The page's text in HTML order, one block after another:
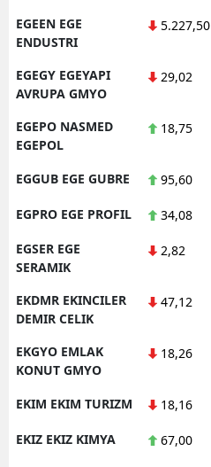
EGEEN EGE
ENDUSTRI
5.227,50
EGEGY EGEYAPI
AVRUPA GMYO
29,02
EGEPO NASMED
EGEPOL
18,75
EGGUB EGE GUBRE 95,60
EGPRO EGE PROFIL 34,08
EGSER EGE
SERAMIK
2,82
EKDMR EKINCILER
DEMIR CELIK
47,12
EKGYO EMLAK
KONUT GMYO
18,26
EKIM EKIM TURIZM 18,16
EKIZ EKIZ KIMYA 67,00